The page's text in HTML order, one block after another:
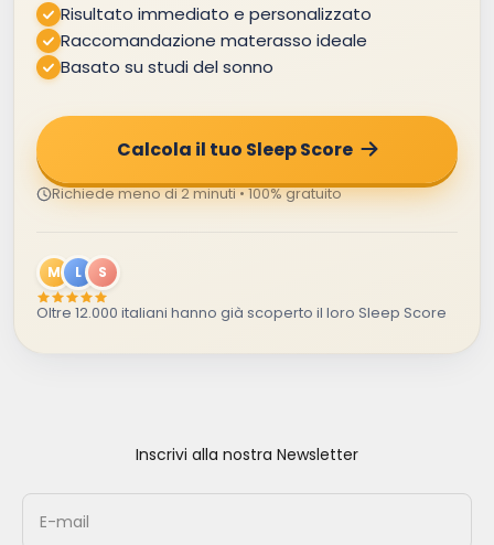
Risultato immediato e personalizzato
Raccomandazione materasso ideale
Basato su studi del sonno
Calcola il tuo Sleep Score
Richiede meno di 2 minuti • 100% gratuito
M L S
Oltre 12.000 italiani hanno già scoperto il loro Sleep Score
Inscrivi alla nostra Newsletter
E-mail